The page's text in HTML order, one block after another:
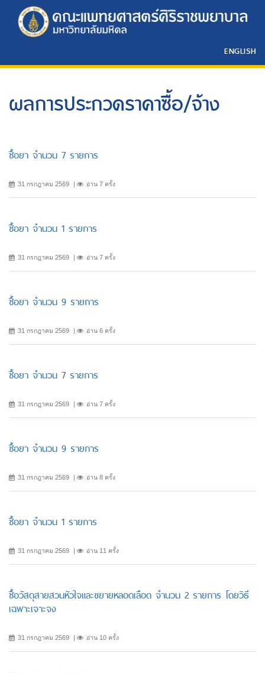
ENGLISH
ผลการประกวดราคาซื้อ/จ้าง
ซื้อยา จำนวน 7 รายการ
31 กรกฎาคม 2569 อ่าน 7 ครั้ง
ซื้อยา จำนวน 1 รายการ
31 กรกฎาคม 2569 อ่าน 7 ครั้ง
ซื้อยา จำนวน 9 รายการ
31 กรกฎาคม 2569 อ่าน 6 ครั้ง
ซื้อยา จำนวน 7 รายการ
31 กรกฎาคม 2569 อ่าน 7 ครั้ง
ซื้อยา จำนวน 9 รายการ
31 กรกฎาคม 2569 อ่าน 8 ครั้ง
ซื้อยา จำนวน 1 รายการ
31 กรกฎาคม 2569 อ่าน 11 ครั้ง
ซื้อวัสดุสายสวนหัวใจและขยายหลอดเลือด จำนวน 2 รายการ โดยวิธี
เฉพาะเจาะจง
31 กรกฎาคม 2569 อ่าน 10 ครั้ง